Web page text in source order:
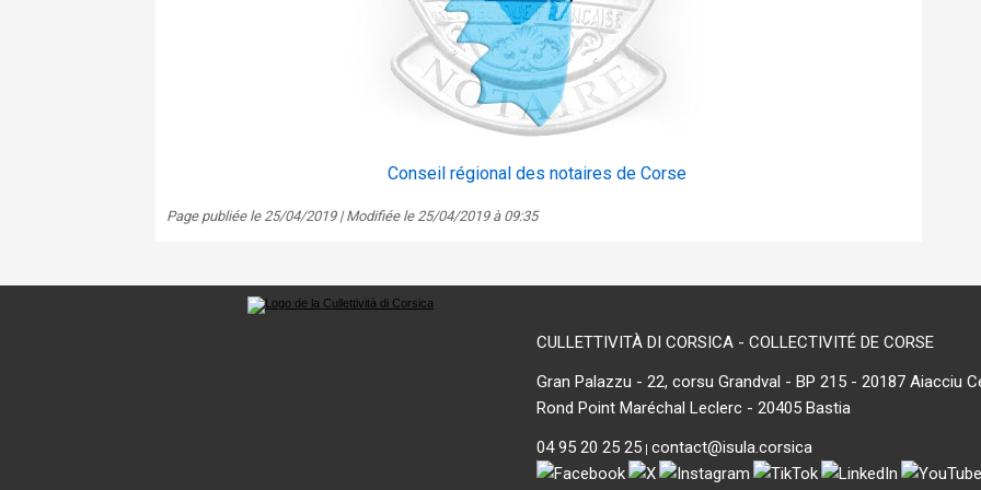
Conseil régional des notaires de Corse
Page publiée le 25/04/2019 | Modifiée le 25/04/2019 à 09:35
CULLETTIVITÀ DI CORSICA - COLLECTIVITÉ DE CORSE
Gran Palazzu - 22, corsu Grandval - BP 215 - 20187 Aiacciu
Rond Point Maréchal Leclerc - 20405 Bastia
04 95 20 25 25 | contact@isula.corsica